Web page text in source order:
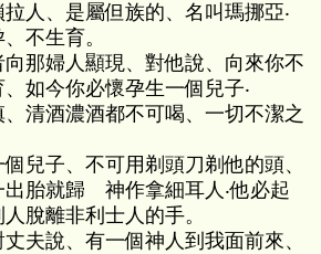
人、是屬但族的、名叫瑪挪亞‧
不生育。
那婦人顯現、對他說、向來你不
如今你必懷孕生一個兒子‧
清酒濃酒都不可喝、一切不潔之
兒子、不可用剃頭刀剃他的頭、
出胎就歸 神作拿細耳人‧他必起
脫離非利士人的手。
夫說、有一個神人到我面前來、